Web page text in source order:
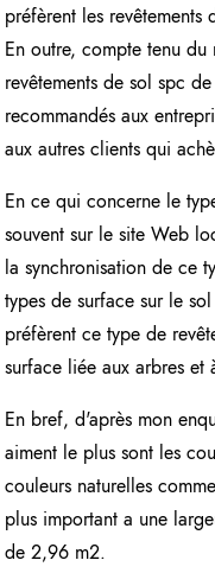
préfèrent les
En outre, compte tenu
revêtements de sol spc
recommandés aux
aux autres clients qui
En ce qui concerne le
souvent sur le site Web
la synchronisation de ce
types de surface sur le
préfèrent ce type de
surface liée aux arbres et
En bref, d'après mon
aiment le plus sont les
couleurs naturelles
plus important a une
de 2,96 m2.